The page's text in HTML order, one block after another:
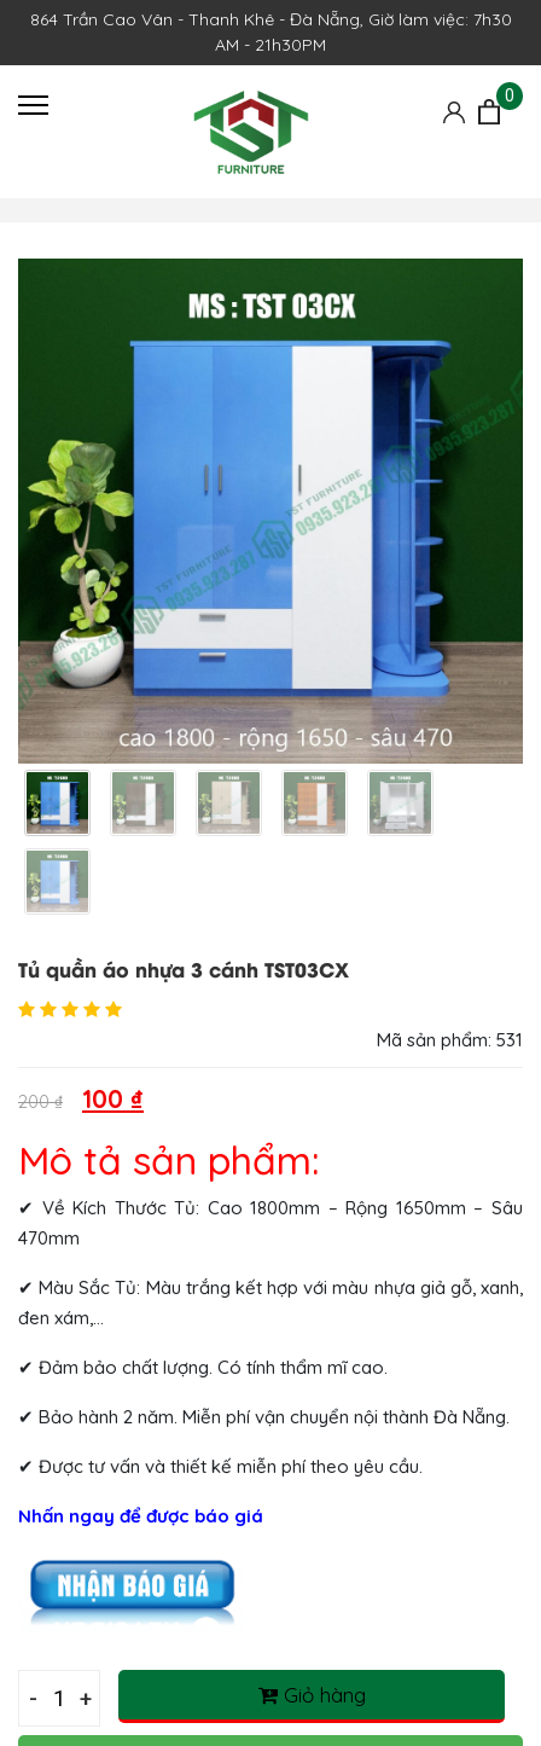
864 Trần Cao Vân - Thanh Khê - Đà Nẵng, Giờ làm việc: 7h30
AM - 21h30PM
0
Tủ quần áo nhựa 3 cánh TST03CX
Mã sản phẩm: 531
200₫
Original
was:
200 ₫.
100 ₫
is:
100 ₫.
Mô tả sản phẩm:
✔ Về Kích Thước Tủ: Cao 1800mm – Rộng 1650mm – Sâu
470mm
✔ Màu Sắc Tủ: Màu trắng kết hợp với màu nhựa giả gỗ, xanh,
đen xám,…
✔ Đảm bảo chất lượng. Có tính thẩm mĩ cao.
✔ Bảo hành 2 năm. Miễn phí vận chuyển nội thành Đà Nẵng.
✔ Được tư vấn và thiết kế miễn phí theo yêu cầu.
Nhấn ngay để được báo giá
-
quần
áo
+ Giỏ hàng